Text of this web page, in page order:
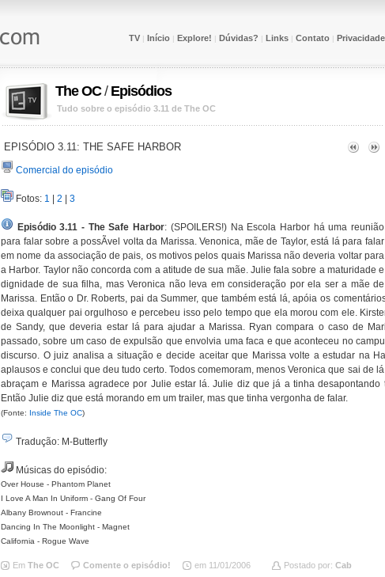
TV | Início | Explore! | Dúvidas? | Links | Contato | Privacidade
The OC/ Episódios
Tudo sobre o episódio 3.11 de The OC
EPISÓDIO 3.11: THE SAFE HARBOR
Comercial do episódio
Fotos: 1 2 3
Episódio 3.11 - The Safe Harbor: (SPOILERS!) Na Escola Harbor há uma reunião
para falar sobre a possÃ­vel volta da Marissa. Venonica, mãe de Taylor, está lá para falar
em nome da associação de pais, os motivos pelos quais Marissa não deveria voltar para
a Harbor. Taylor não concorda com a atitude de sua mãe. Julie fala sobre a maturidade e
dignidade de sua filha, mas Veronica não leva em consideração por ela ser a mãe de
Marissa. Então o Dr. Roberts, pai da Summer, que também está lá, apóia os
deixa qualquer pai orgulhoso e percebeu isso pelo tempo que ela morou com ele.
de Sandy, que deveria estar lá para ajudar a Marissa. Ryan compara o caso de
passado, sobre um caso de expulsão que envolvia uma faca e que aconteceu no
discurso. O juiz analisa a situação e decide aceitar que Marissa volte a estudar na
aplausos e conclui que deu tudo certo. Todos comemoram, menos Veronica que sai de
abraçam e Marissa agradece por Julie estar lá. Julie diz que já a tinha
Então Julie diz que está morando em um trailer, mas que tinha vergonha de falar.
(Fonte: Inside The OC)
Tradução: M-Butterfly
Músicas do episódio:
Over House - Phantom Planet
I Love A Man In Uniform - Gang Of Four
Albany Brownout - Francine
Dancing In The Moonlight - Magnet
California - Rogue Wave
Em The OC Comente o episódio! em 11/01/2006 Postado por: Cab